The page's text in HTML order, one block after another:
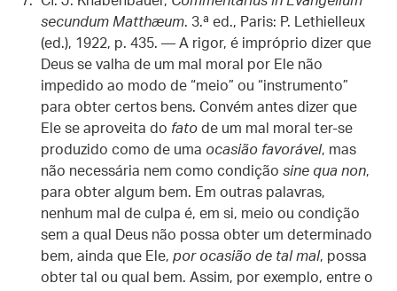
secundum Matthæum. 3.ª ed., Paris: P. Lethielleux
(ed.), 1922, p. 435. — A rigor, é impróprio dizer que
Deus se valha de um mal moral por Ele não
impedido ao modo de “meio” ou “instrumento”
para obter certos bens. Convém antes dizer que
Ele se aproveita do fato de um mal moral ter-se
produzido como de uma ocasião favorável, mas
não necessária nem como condição sine qua non,
para obter algum bem. Em outras palavras,
nenhum mal de culpa é, em si, meio ou condição
sem a qual Deus não possa obter um determinado
bem, ainda que Ele, por ocasião de tal mal, possa
obter tal ou qual bem. Assim, por exemplo, entre o